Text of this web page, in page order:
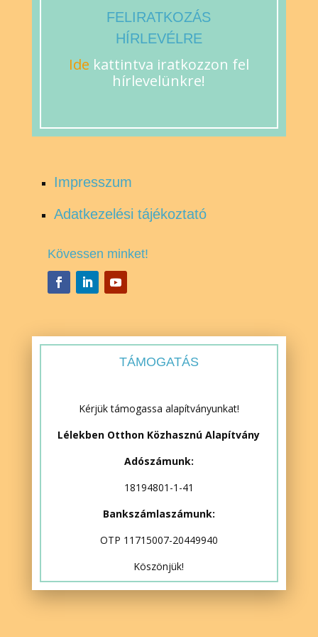
FELIRATKOZÁS
HÍRLEVÉLRE
Ide kattintva iratkozzon fel
hírlevelünkre!
Impresszum
Adatkezelési tájékoztató
Kövessen minket!
TÁMOGATÁS
Kérjük támogassa alapítványunkat!
Lélekben Otthon Közhasznú Alapítvány
Adószámunk:
18194801-1-41
Bankszámlaszámunk:
OTP 11715007-20449940
Köszönjük!